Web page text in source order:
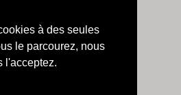
à des seules
le parcourez, nous
l'acceptez.